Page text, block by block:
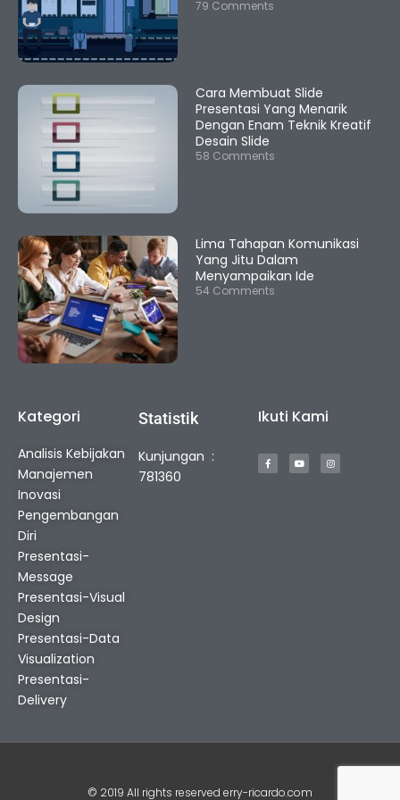
79 Comments
Cara Membuat Slide
Presentasi Yang Menarik
Dengan Enam Teknik Kreatif
Desain Slide
58 Comments
Lima Tahapan Komunikasi
Yang Jitu Dalam
Menyampaikan Ide
54 Comments
Kategori
Analisis Kebijakan
Manajemen
Inovasi
Pengembangan
Diri
Presentasi-
Message
Presentasi-Visual
Design
Presentasi-Data
Visualization
Presentasi-
Delivery
Statistik
Kunjungan :
781360
Ikuti Kami
a
c
e
o
u
t
n
s
t
© 2019 All rights reserved erry-ricardo.com